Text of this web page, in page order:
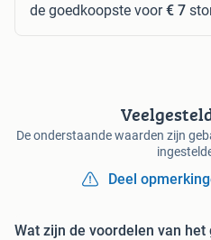
de goedkoopste voor€ 7
De onderstaande waarden zijn
Deel
Wat zijn de voordelen van